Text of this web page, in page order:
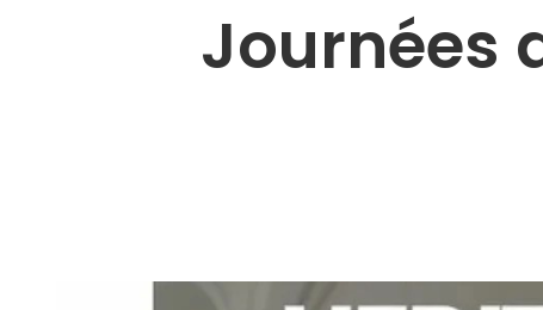
Journées